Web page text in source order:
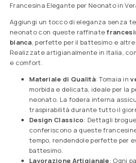
Francesina Elegante per Neonato in
Aggiungi un tocco di eleganza senza
neonato con queste raffinate
bianca, perfette per il battesimo e
Realizzate artigianalmente in Italia,
e comfort.
Materiale di Qualità: Tomaia in
morbida e delicata, ideale per la
neonato. La fodera interna
traspirabilità durante tutto il
Design Classico: Dettagli
conferiscono a queste
tempo, rendendole perfette per
battesimo.
Lavorazione Artigianale: Ogni